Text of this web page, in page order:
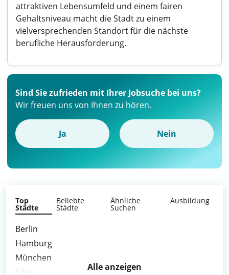
attraktiven Lebensumfeld und einem fairen
Gehaltsniveau macht die Stadt zu einem
vielversprechenden Standort für die nächste
berufliche Herausforderung.
Sind Sie zufrieden mit Ihrer Jobsuche bei uns?
Wir freuen uns von Ihnen zu hören.
Ja Nein
Top
Städte
Beliebte
Städte
Ähnliche
Suchen
Ausbildung
Berlin
Hamburg
München
Alle anzeigen